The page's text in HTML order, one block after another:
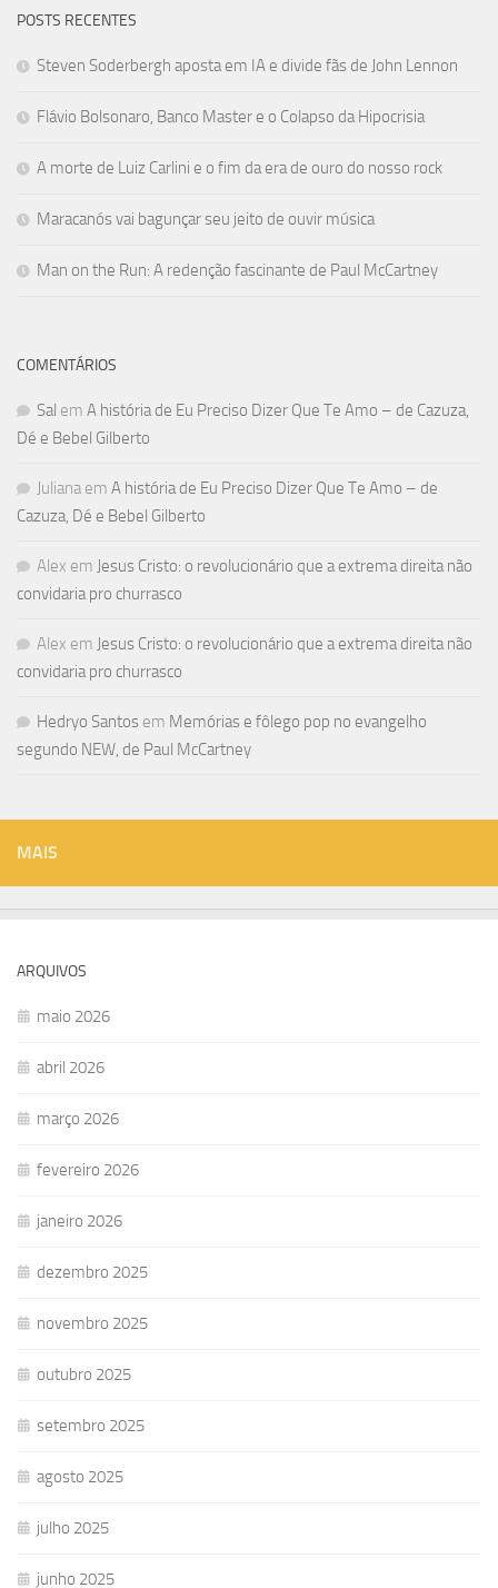
POSTS RECENTES
Steven Soderbergh aposta em IA e divide fãs de John Lennon
Flávio Bolsonaro, Banco Master e o Colapso da Hipocrisia
A morte de Luiz Carlini e o fim da era de ouro do nosso rock
Maracanós vai bagunçar seu jeito de ouvir música
Man on the Run: A redenção fascinante de Paul McCartney
COMENTÁRIOS
Sal em A história de Eu Preciso Dizer Que Te Amo – de Cazuza,
Dé e Bebel Gilberto
Juliana em A história de Eu Preciso Dizer Que Te Amo – de
Cazuza, Dé e Bebel Gilberto
Alex em Jesus Cristo: o revolucionário que a extrema direita não
convidaria pro churrasco
Alex em Jesus Cristo: o revolucionário que a extrema direita não
convidaria pro churrasco
Hedryo Santos em Memórias e fôlego pop no evangelho
segundo NEW, de Paul McCartney
MAIS
ARQUIVOS
maio 2026
abril 2026
março 2026
fevereiro 2026
janeiro 2026
dezembro 2025
novembro 2025
outubro 2025
setembro 2025
agosto 2025
julho 2025
junho 2025